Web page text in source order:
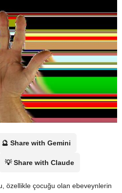
🔮 Share with Gemini
💡 Share with Claude
özellikle çocuğu olan ebeveynlerin